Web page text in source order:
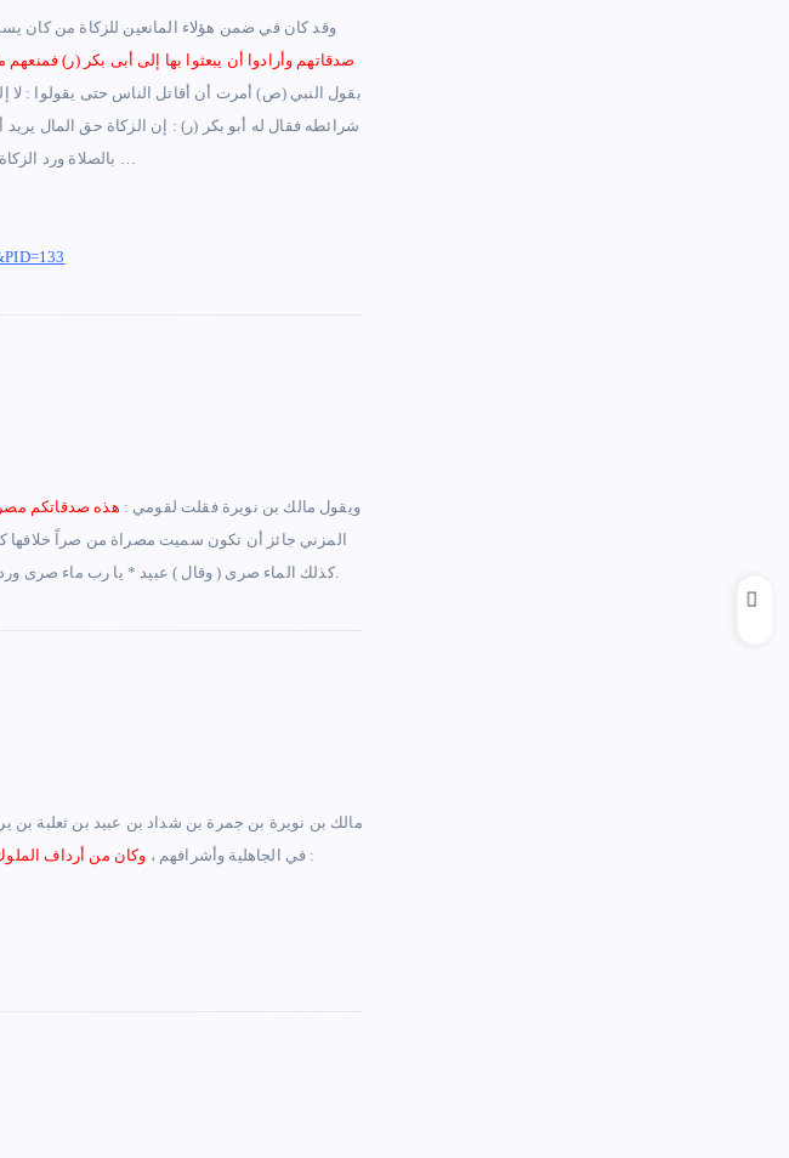
…. وقد كان في ضمن هؤلاء المانعين للزكاة من كان
صدقاتهم وأرادوا أن يبعثوا بها إلى أبى بكر (ر)
بقول النبي (ص) أمرت أن أقاتل الناس حتى يقولوا : لا
شرائطه فقال له أبو بكر (ر) : إن الزكاة حق المال
بالصلاة ورد الزكاة إليها ، وكان في ذلك من قوله دليل على أن قتال الممتنع من الصلاة كان أجماعاً من الصحابة …
ويقول مالك بن نويرة فقلت لقومي : هذه صدقاتكم
المزني جائز أن تكون سميت مصراة من صراً
كذلك الماء صرى ( وقال ) عبيد * يا رب ماء صرى وردته * سبيله خائف حدث * ومن جعله من الصر قال كانت المصراة في الأصل مصرورة فاجتمعت ثلاث راءات فقلبت إحداها ياء.
مالك بن نويرة بن جمرة بن شداد بن عبيد بن ثعلبة بن
في الجاهلية وأشرافهم ، وكان من أرداف ، وقال في ذلك :